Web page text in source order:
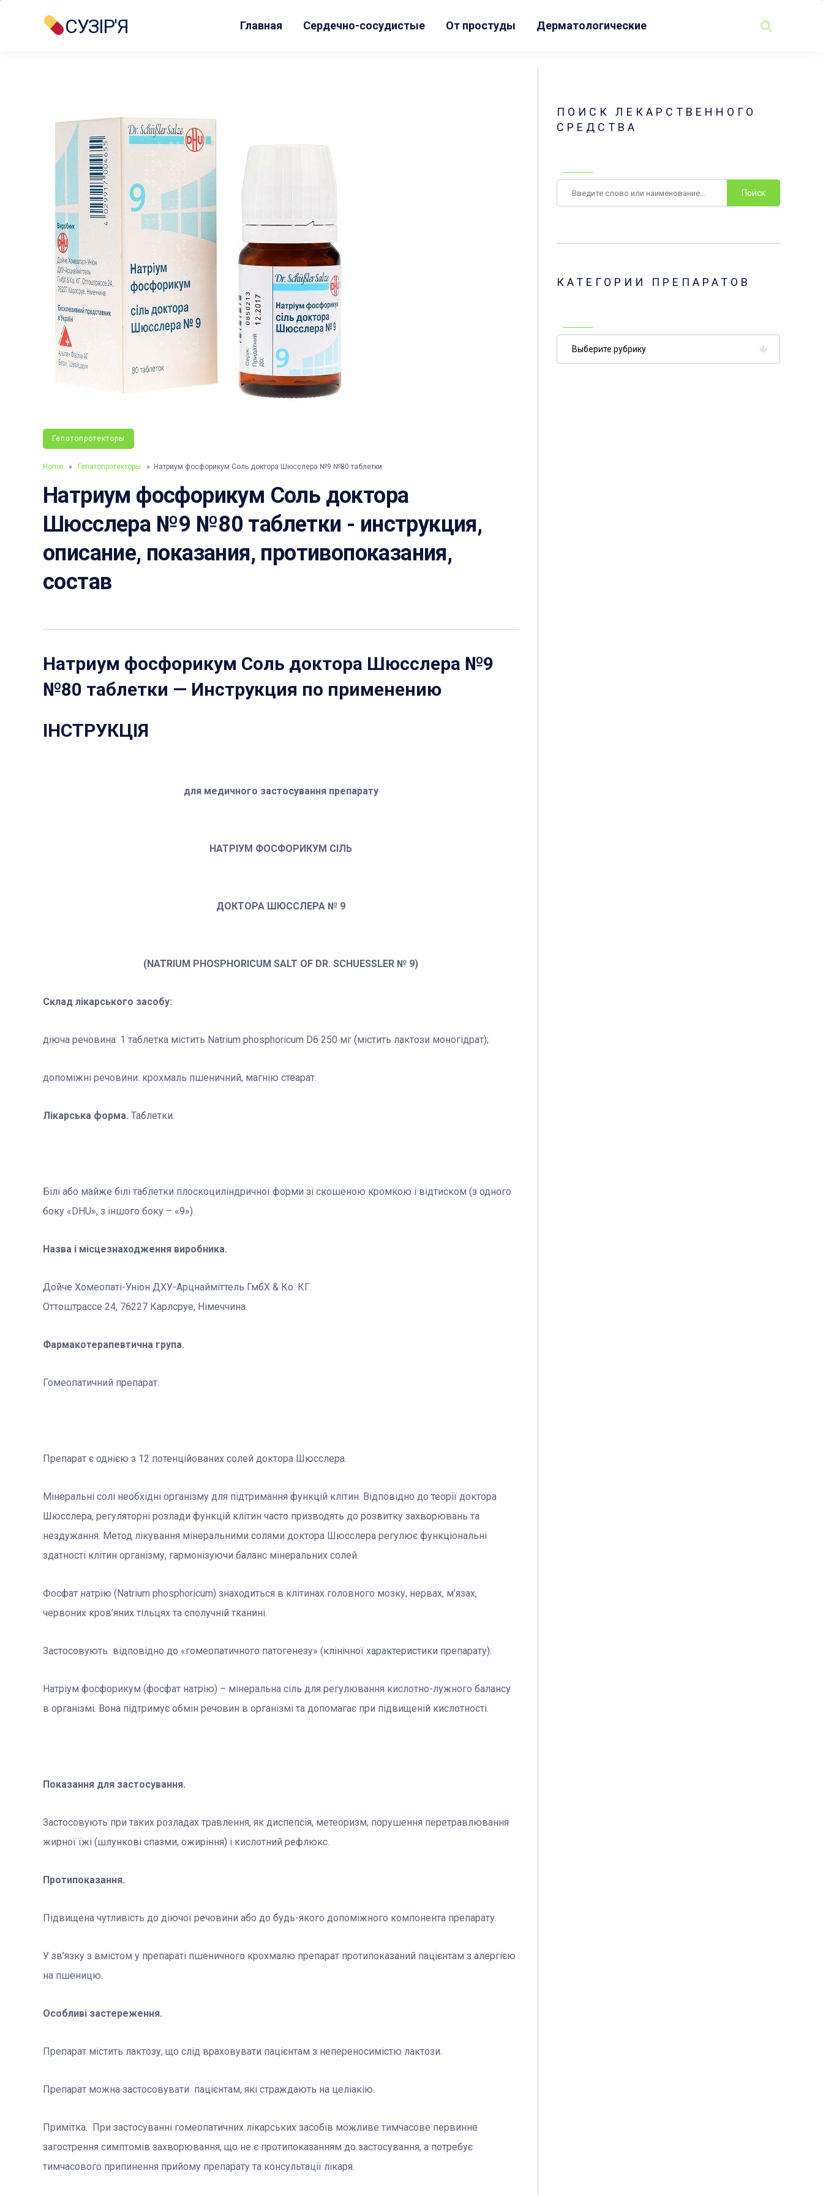
СУЗІР'Я Главная Сердечно-сосудистые От простуды Дерматологические
Гепатопротекторы
Home » Гепатопротекторы » Натриум фосфорикум Соль доктора Шюсслера №9 №80 таблетки
Натриум фосфорикум Соль доктора
Шюсслера №9 №80 таблетки - инструкция,
описание, показания, противопоказания,
состав
Натриум фосфорикум Соль доктора Шюсслера №9
№80 таблетки — Инструкция по применению
ІНСТРУКЦІЯ
для медичного застосування препарату
НАТРІУМ ФОСФОРИКУМ СІЛЬ
ДОКТОРА ШЮССЛЕРА № 9
(NATRIUM PHOSPHORICUM SALT OF DR. SCHUESSLER № 9)
Склад лікарського засобу:
діюча речовина: 1 таблетка містить Natrium phosphoricum D6 250 мг (містить лактози моногідрат);
допоміжні речовини: крохмаль пшеничний, магнію стеарат.
Лікарська форма. Таблетки.
Білі або майже білі таблетки плоскоциліндричної форми зі скошеною кромкою і відтиском (з одного
боку «DHU», з іншого боку – «9»).
Назва і місцезнаходження виробника.
Дойче Хомеопаті-Уніон ДХУ-Арцнайміттель ГмбХ & Ко. КГ.
Оттоштрассе 24, 76227 Карлсруе, Німеччина.
Фармакотерапевтична група.
Гомеопатичний препарат.
Препарат є однією з 12 потенційованих солей доктора Шюсслера.
Мінеральні солі необхідні організму для підтримання функцій клітин. Відповідно до теорії доктора
Шюсслера, регуляторні розлади функцій клітин часто призводять до розвитку захворювань та
нездужання. Метод лікування мінеральними солями доктора Шюсслера регулює функціональні
здатності клітин організму, гармонізуючи баланс мінеральних солей.
Фосфат натрію (Natrium phosphoricum) знаходиться в клітинах головного мозку, нервах, м’язах,
червоних кров’яних тільцях та сполучній тканині.
Застосовують відповідно до «гомеопатичного патогенезу» (клінічної характеристики препарату).
Натріум фосфорикум (фосфат натрію) – мінеральна сіль для регулювання кислотно-лужного балансу
в організмі. Вона підтримує обмін речовин в організмі та допомагає при підвищеній кислотності.
Показання для застосування.
Застосовують при таких розладах травлення, як диспепсія, метеоризм, порушення перетравлювання
жирної їжі (шлункові спазми, ожиріння) і кислотний рефлюкс.
Протипоказання.
Підвищена чутливість до діючої речовини або до будь-якого допоміжного компонента препарату.
У зв’язку з вмістом у препараті пшеничного крохмалю препарат протипоказаний пацієнтам з алергією
на пшеницю.
Особливі застереження.
Препарат містить лактозу, що слід враховувати пацієнтам з непереносимістю лактози.
Препарат можна застосовувати пацієнтам, які страждають на целіакію.
Примітка. При застосуванні гомеопатичних лікарських засобів можливе тимчасове первинне
загострення симптомів захворювання, що не є протипоказанням до застосування, а потребує
тимчасового припинення прийому препарату та консультації лікаря.
ПОИСК ЛЕКАРСТВЕННОГО
СРЕДСТВА
КАТЕГОРИИ ПРЕПАРАТОВ
препаратов